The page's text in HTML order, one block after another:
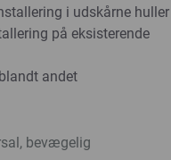
i udskårne huller
på eksisterende
andet
bevægelig